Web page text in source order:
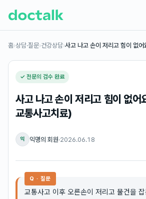
홈›상담·질문›건강상담›사고 나고 손이 저리고 힘이 없
✓ 전문의 검수 완료
사고 나고 손이 저리고 힘이 없어
교통사고치료)
익 익명의 회원·2026.06.18
Q · 질문
교통사고 이후 오른손이 저리고 물건을